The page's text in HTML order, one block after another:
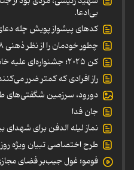
بی‌ادعا.
کدهای پیشواز پویش چله
چطور خودمان را از نظر ذهنی ۳۸ برابر قوی‌تر کنیم؟
کن ۲۰۲۵؛ جشنواره‌ای علیه خانواده
راز افرادی که کمتر ضرر
دورود، سرزمین شگفتی‌های
جان فدا
نماز لیله الدفن برای شهدای
طرح اختصاصی تبیان ویژه
فومو؛ غول جیب‌بر فضای